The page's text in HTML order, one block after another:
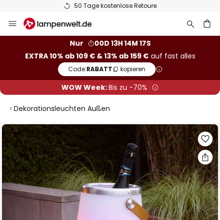
50 Tage kostenlose Retoure
Inhalt
Nur
00D 13H 14M 16S
EXTRA 10% ab 109 € & 13% ab 159 €auf fast alles
Code:RABATT kopieren
WOW Week:Bis zu -70%
Dekorationsleuchten Außen
Zum
Ende
der
Bildgalerie
springen